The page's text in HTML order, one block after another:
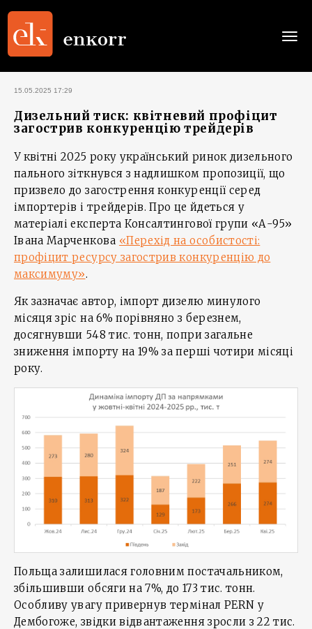
15.05.2025 17:29
Дизельний тиск: квітневий профіцит
загострив конкуренцію трейдерів
У квітні 2025 року український ринок дизельного
пального зіткнувся з надлишком пропозиції, що
призвело до загострення конкуренції серед
імпортерів і трейдерів. Про це йдеться у
матеріалі експерта Консалтингової групи «А-95»
Івана Марченкова «Перехід на особистості:
профіцит ресурсу загострив конкуренцію до
максимуму».
Як зазначає автор, імпорт дизелю минулого
місяця зріс на 6% порівняно з березнем,
досягнувши 548 тис. тонн, попри загальне
зниження імпорту на 19% за перші чотири місяці
року.
Польща залишилася головним постачальником,
збільшивши обсяги на 7%, до 173 тис. тонн.
Особливу увагу привернув термінал PERN у
Дембогоже, звідки відвантаження зросли з 22 тис.